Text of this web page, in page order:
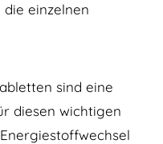
einzelnen
sind eine
diesen wichtigen